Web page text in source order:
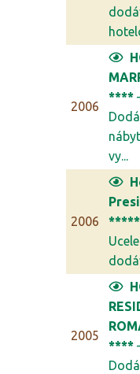
2006
****
vy...
2006
*****
2005
****